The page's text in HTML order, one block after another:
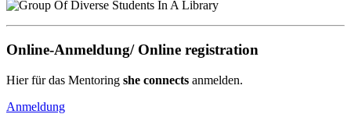
Online-Anmeldung/ Online registration
Hier für das Mentoring she connects anmelden.
Anmeldung